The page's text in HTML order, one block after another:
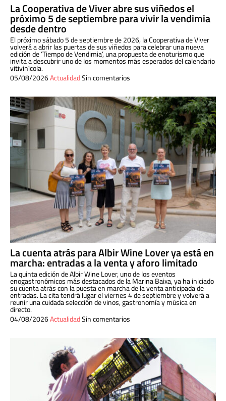
La Cooperativa de Viver abre sus viñedos el
próximo 5 de septiembre para vivir la vendimia
desde dentro
El próximo sábado 5 de septiembre de 2026, la Cooperativa de Viver
volverá a abrir las puertas de sus viñedos para celebrar una nueva
edición de ‘Tiempo de Vendimia’, una propuesta de enoturismo que
invita a descubrir uno de los momentos más esperados del calendario
vitivinícola.
05/08/2026ActualidadSin comentarios
La cuenta atrás para Albir Wine Lover ya está en
marcha: entradas a la venta y aforo limitado
La quinta edición de Albir Wine Lover, uno de los eventos
enogastronómicos más destacados de la Marina Baixa, ya ha iniciado
su cuenta atrás con la puesta en marcha de la venta anticipada de
entradas. La cita tendrá lugar el viernes 4 de septiembre y volverá a
reunir una cuidada selección de vinos, gastronomía y música en
directo.
04/08/2026ActualidadSin comentarios